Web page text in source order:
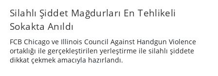
Silahlı Şiddet Mağdurları En Tehlikeli
Sokakta Anıldı
FCB Chicago ve Illinois Council Against Handgun Violence
ortaklığı ile gerçekleştirilen yerleştirme ile silahlı şiddete
dikkat çekmek amacıyla hazırlandı.